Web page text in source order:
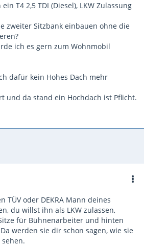
T4 2,5 TDI (Diesel), LKW Zulassung
zweiter Sitzbank einbauen ohne die
ich es gern zum Wohnmobil
dafür kein Hohes Dach mehr
und da stand ein Hochdach ist Pflicht.
TÜV oder DEKRA Mann deines
du willst ihn als LKW zulassen,
für Bühnenarbeiter und hinten
werden sie dir schon sagen, wie sie